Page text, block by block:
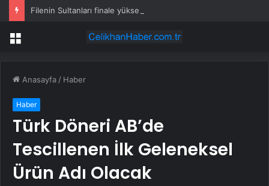
Filenin Sultanları finale yükseldi
Menü
Anasayfa / Haber
Haber
Türk Döneri AB’de
Tescillenen İlk Geleneksel
Ürün Adı Olacak